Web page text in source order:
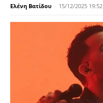
Ελένη Βατίδου - 15/12/2025 19:52